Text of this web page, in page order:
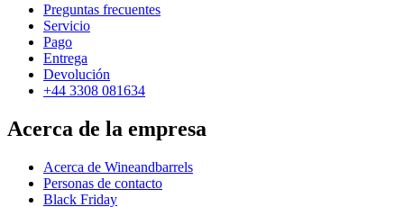
Preguntas frecuentes
Servicio
Pago
Entrega
Devolución
+44 3308 081634
Acerca de la empresa
Acerca de Wineandbarrels
Personas de contacto
Black Friday